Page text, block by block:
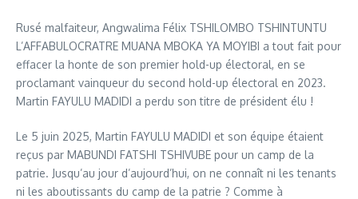
Rusé malfaiteur, Angwalima Félix TSHILOMBO TSHINTUNTU
L’AFFABULOCRATRE MUANA MBOKA YA MOYIBI a tout fait pour
effacer la honte de son premier hold-up électoral, en se
proclamant vainqueur du second hold-up électoral en 2023.
Martin FAYULU MADIDI a perdu son titre de président élu !
Le 5 juin 2025, Martin FAYULU MADIDI et son équipe étaient
reçus par MABUNDI FATSHI TSHIVUBE pour un camp de la
patrie. Jusqu’au jour d’aujourd’hui, on ne connaît ni les tenants
ni les aboutissants du camp de la patrie ? Comme à